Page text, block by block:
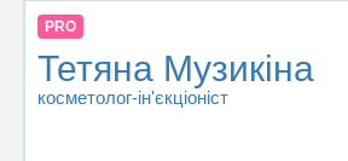
PRO
Тетяна Музикіна
косметолог-ін'єкціоніст